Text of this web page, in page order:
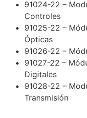
91024-22 –
Controles
91025-22 –
Ópticas
91026-22 –
91027-22 –
Digitales
91028-22 –
Transmisión